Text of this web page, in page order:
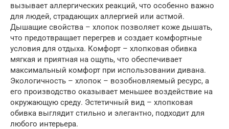
вызывает аллергических реакций, что особенно важно
для людей, страдающих аллергией или астмой.
Дышащие свойства – хлопок позволяет коже дышать,
что предотвращает перегрев и создает комфортные
условия для отдыха. Комфорт – хлопковая обивка
мягкая и приятная на ощупь, что обеспечивает
максимальный комфорт при использовании дивана.
Экологичность – хлопок – возобновляемый ресурс, а
его производство оказывает меньшее воздействие на
окружающую среду. Эстетичный вид – хлопковая
обивка выглядит стильно и элегантно, подходит для
любого интерьера.